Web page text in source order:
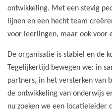
ontwikkeling. Met een stevig
lijnen en een hecht team
voor leerlingen, maar ook voor
De organisatie is stabiel en de
Tegelijkertijd bewegen we: in
partners, in het versterken van
de ontwikkeling van onderwijs
nu zoeken we een locatieleider